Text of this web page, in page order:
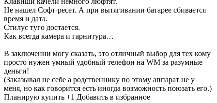
Не нашел Софт-ресет. А при вытягивании батарее сбивается
время и дата.
Стилус туго достается.
Как всегда камера и гарнитура…
В заключении могу сказать, это отличный выбор для тех кому
просто нужен умный удобный телефон на WM за разумные
деньги!
(Заказывал не себе а родственнику по этому аппарат не у
меня, но как говорится есть иногда возможность поюзать его.)
Планирую купить +1 Добавить в избранное